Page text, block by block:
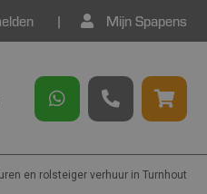
Mijn Spapens
en rolsteiger verhuur in Turnhout